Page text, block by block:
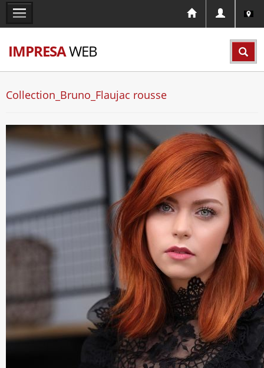
IMPRESAWEB
Collection_Bruno_Flaujac rousse